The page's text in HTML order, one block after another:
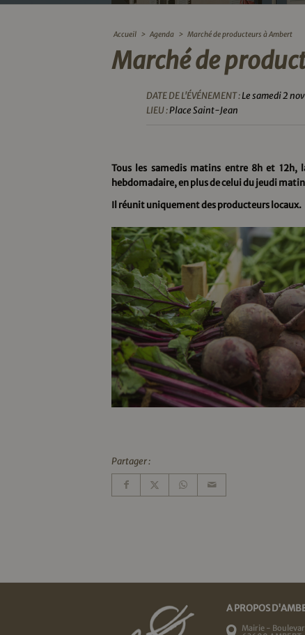
Accueil > Agenda > Marché de producteurs à Ambert
Marché de
DATE DE L'ÉVÉNEMENT :Le samedi 2
LIEU :Place Saint-Jean
Tous les samedis matins entre 8h et 12h,
hebdomadaire, en plus de celui du jeudi
Il réunit uniquement des producteurs locaux.
Partager :
A PROPOS
Mairie -